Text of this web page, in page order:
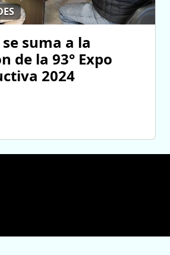
suma a la
de la 93° Expo
2024